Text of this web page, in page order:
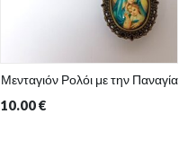
Μενταγιόν Ρολόι με την Παναγία
10.00€